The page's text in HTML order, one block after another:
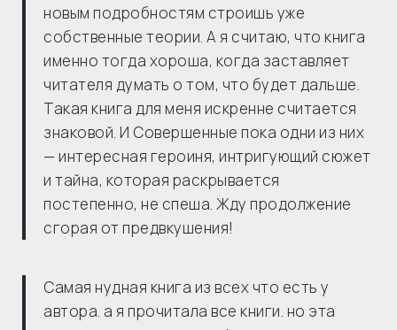
новым подробностям строишь уже
собственные теории. А я считаю, что книга
именно тогда хороша, когда заставляет
читателя думать о том, что будет дальше.
Такая книга для меня искренне считается
знаковой. И Совершенные пока одни из них
— интересная героиня, интригующий сюжет
и тайна, которая раскрывается
постепенно, не спеша. Жду продолжение
сгорая от предвкушения!
Самая нудная книга из всех что есть у
автора. а я прочитала все книги. но эта